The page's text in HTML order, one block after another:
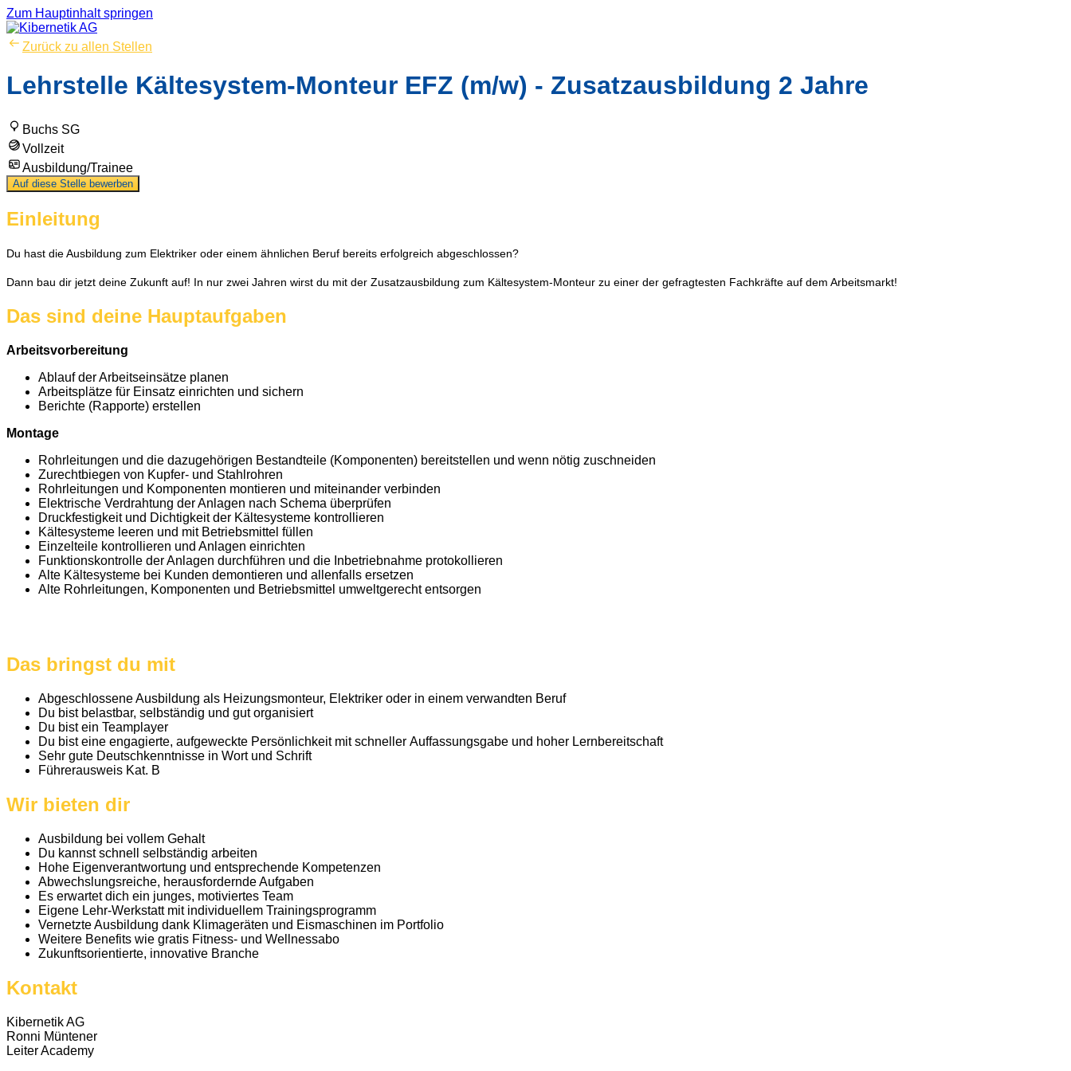
Zum Hauptinhalt springen
Zurück zu allen Stellen
Lehrstelle Kältesystem-Monteur EFZ (m/w) - Zusatzausbildung 2 Jahre
Buchs SG
Vollzeit
Ausbildung/Trainee
Auf diese Stelle bewerben
Einleitung
Du hast die Ausbildung zum Elektriker oder einem ähnlichen Beruf bereits erfolgreich abgeschlossen?
Dann bau dir jetzt deine Zukunft auf! In nur zwei Jahren wirst du mit der Zusatzausbildung zum Kältesystem-Monteur zu einer der gefragtesten Fachkräfte auf dem Arbeitsmarkt!
Das sind deine Hauptaufgaben
Arbeitsvorbereitung
Ablauf der Arbeitseinsätze planen
Arbeitsplätze für Einsatz einrichten und sichern
Berichte (Rapporte) erstellen
Montage
Rohrleitungen und die dazugehörigen Bestandteile (Komponenten) bereitstellen und wenn nötig zuschneiden
Zurechtbiegen von Kupfer- und Stahlrohren
Rohrleitungen und Komponenten montieren und miteinander verbinden
Elektrische Verdrahtung der Anlagen nach Schema überprüfen
Druckfestigkeit und Dichtigkeit der Kältesysteme kontrollieren
Kältesysteme leeren und mit Betriebsmittel füllen
Einzelteile kontrollieren und Anlagen einrichten
Funktionskontrolle der Anlagen durchführen und die Inbetriebnahme protokollieren
Alte Kältesysteme bei Kunden demontieren und allenfalls ersetzen
Alte Rohrleitungen, Komponenten und Betriebsmittel umweltgerecht entsorgen
Das bringst du mit
Abgeschlossene Ausbildung als Heizungsmonteur, Elektriker oder in einem verwandten Beruf
Du bist belastbar, selbständig und gut organisiert
Du bist ein Teamplayer
Du bist eine engagierte, aufgeweckte Persönlichkeit mit schneller Auffassungsgabe und hoher Lernbereitschaft
Sehr gute Deutschkenntnisse in Wort und Schrift
Führerausweis Kat. B
Wir bieten dir
Ausbildung bei vollem Gehalt
Du kannst schnell selbständig arbeiten
Hohe Eigenverantwortung und entsprechende Kompetenzen
Abwechslungsreiche, herausfordernde Aufgaben
Es erwartet dich ein junges, motiviertes Team
Eigene Lehr-Werkstatt mit individuellem Trainingsprogramm
Vernetzte Ausbildung dank Klimageräten und Eismaschinen im Portfolio
Weitere Benefits wie gratis Fitness- und Wellnessabo
Zukunftsorientierte, innovative Branche
Kontakt
Kibernetik AG
Ronni Müntener
Leiter Academy